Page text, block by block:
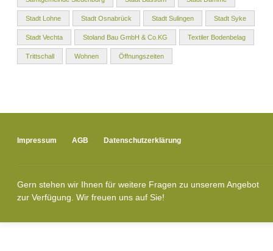
Stadt Lohne Stadt Osnabrück Stadt Sulingen Stadt Syke
Stadt Vechta Stoland Bau GmbH & Co.KG Textiler Bodenbelag
Trittschall Wohnen Öffnungszeiten
Impressum AGB Datenschutzerklärung
Gern stehen wir Ihnen für weitere Fragen zu unserem Angebot
zur Verfügung. Wir freuen uns auf Sie!